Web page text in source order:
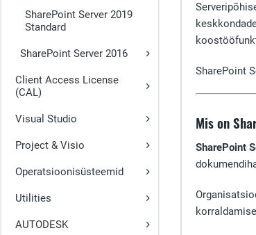
SharePoint Server 2019
Standard
SharePoint Server 2016
Client Access License
(CAL)
Visual Studio
Project & Visio
Operatsioonisüsteemid
Utilities
AUTODESK
SharePoint
Mis on
SharePoint